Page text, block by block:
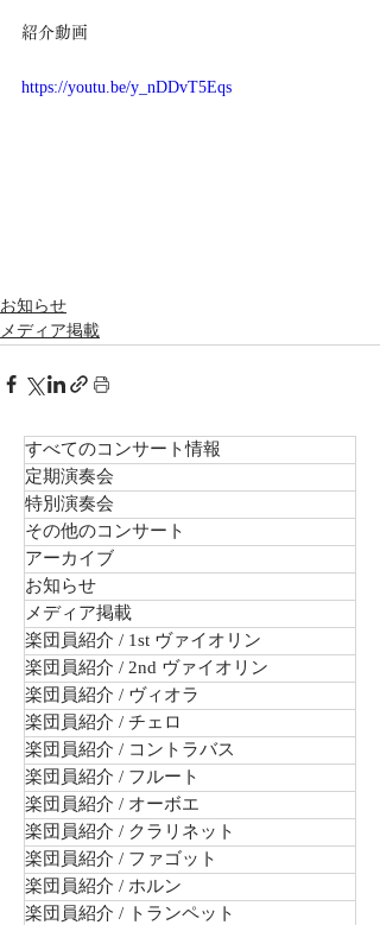
紹介動画
https://youtu.be/y_nDDvT5Eqs
お知らせ
メディア掲載
すべてのコンサート情報
定期演奏会
特別演奏会
その他のコンサート
アーカイブ
お知らせ
メディア掲載
楽団員紹介 / 1st ヴァイオリン
楽団員紹介 / 2nd ヴァイオリン
楽団員紹介 / ヴィオラ
楽団員紹介 / チェロ
楽団員紹介 / コントラバス
楽団員紹介 / フルート
楽団員紹介 / オーボエ
楽団員紹介 / クラリネット
楽団員紹介 / ファゴット
楽団員紹介 / ホルン
楽団員紹介 / トランペット